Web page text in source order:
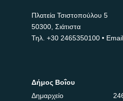
Πλατεία Τσιστοπούλου 5
50300, Σιάτιστα
Τηλ. +30 2465350100 •
Δήμος Βοΐου
Δημαρχείο